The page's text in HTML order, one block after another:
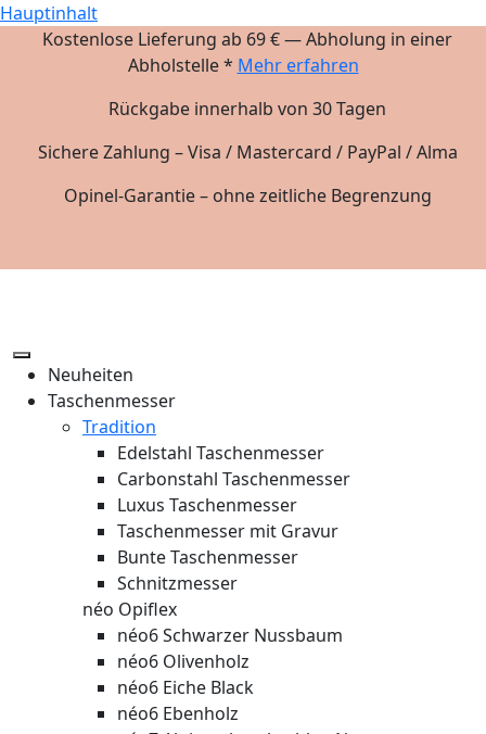
Hauptinhalt
Kostenlose Lieferung ab 69 € — Abholung in einer
Abholstelle * Mehr erfahren
Rückgabe innerhalb von 30 Tagen
Sichere Zahlung – Visa / Mastercard / PayPal / Alma
Opinel-Garantie – ohne zeitliche Begrenzung
Neuheiten
Taschenmesser
Tradition
Edelstahl Taschenmesser
Carbonstahl Taschenmesser
Luxus Taschenmesser
Taschenmesser mit Gravur
Bunte Taschenmesser
Schnitzmesser
néo Opiflex
néo6 Schwarzer Nussbaum
néo6 Olivenholz
néo6 Eiche Black
néo6 Ebenholz